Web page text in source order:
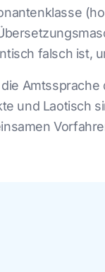
falsch ist,
die
und Laotisch